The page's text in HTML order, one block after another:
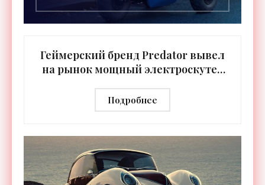
Геймерский бренд Predator вывел
на рынок мощный электроскутер
Подробнее